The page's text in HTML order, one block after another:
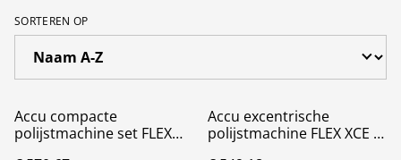
SORTEREN OP
Accu compacte
polijstmachine set FLEX
Accu excentrische
polijstmachine FLEX XCE 8